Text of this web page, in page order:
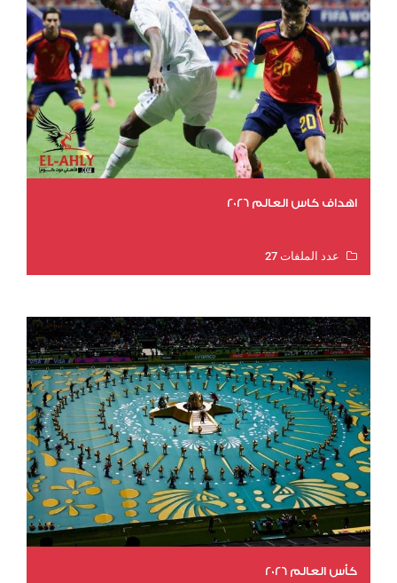
اهداف كاس العالم 2026
عدد الملفات 27
كأس العالم 2026